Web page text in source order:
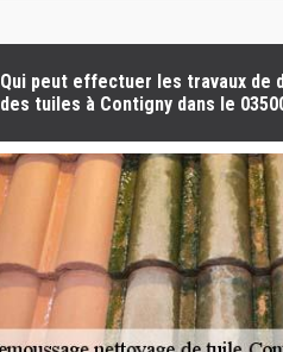
Qui peut effectuer les travaux de
des tuiles à Contigny dans le